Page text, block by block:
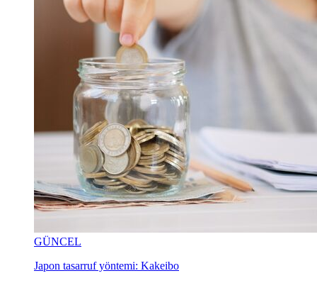
GÜNCEL
Japon tasarruf yöntemi: Kakeibo